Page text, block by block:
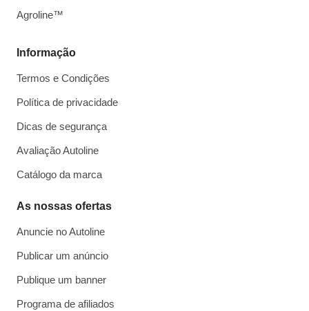
Informação
Termos e Condições
Política de privacidade
Dicas de segurança
Avaliação Autoline
Catálogo da marca
As nossas ofertas
Anuncie no Autoline
Publicar um anúncio
Publique um banner
Programa de afiliados
Agroline™